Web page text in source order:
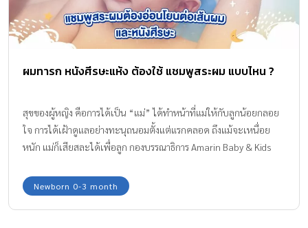
ผมทารก หนังศีรษะแห้ง ต้องใช้ แชมพูสระผม แบบไหน ?
สุขของผู้หญิง คือการได้เป็น “แม่” ได้ทำหน้าที่แม่ให้กับลูกน้อยกลอย
ใจ การได้เฝ้าดูแลอย่างทะนุถนอมตั้งแต่แรกคลอด ถึงแม้จะเหนื่อย
หนัก แม่ก็เสียสละได้เพื่อลูก กองบรรณาธิการ Amarin Baby & Kids
ช่วงเวลาอาบน้ำ ให้คุณแม่มั่นใจว่าสามารถทำได้ แม้จะเป็นครั้งแรกใน
การอาบน้ำลูกน้อย ขอแนะนำไอเทมสระผมที่อ่อนโยนสำหรับ ผมทารก
Newborn 0-3 month